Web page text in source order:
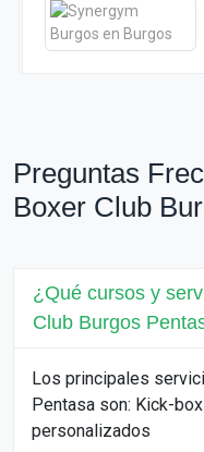
Preguntas
Boxer Club
¿Qué cursos y
Club Burgos
Los principales
Pentasa son: Kick-
personalizados